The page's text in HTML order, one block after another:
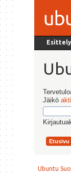
Esittely
Jäikö
Etusivu
Ubuntu